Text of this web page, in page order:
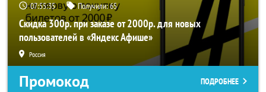
07:55:35 Получили:65
Скидка 300р. при заказе от 2000р. для новых
пользователей в «Яндекс Афише»
Россия
Промокод ПОДРОБНЕЕ